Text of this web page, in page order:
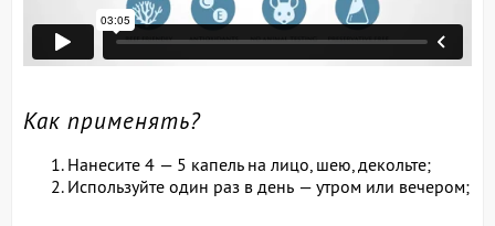
Как применять?
Нанесите 4 — 5 капель на лицо, шею, декольте;
Используйте один раз в день — утром или вечером;